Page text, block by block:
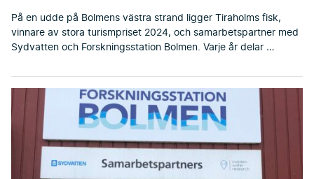
På en udde på Bolmens västra strand ligger Tiraholms fisk,
vinnare av stora turismpriset 2024, och samarbetspartner med
Sydvatten och Forskningsstation Bolmen. Varje år delar …